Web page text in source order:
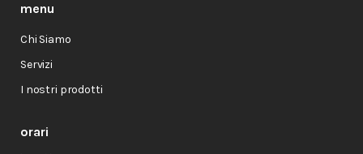
menu
Chi Siamo
Servizi
I nostri prodotti
orari